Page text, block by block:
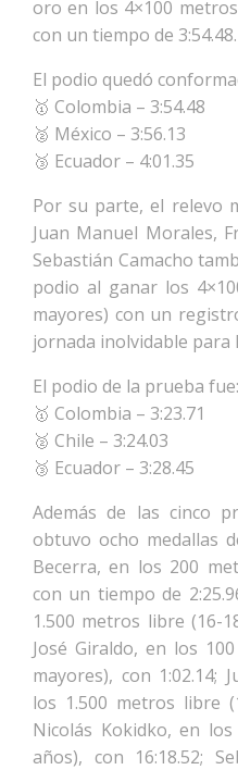
oro en los 4×100
con un tiempo de 3:54.48.
El podio quedó
🥇 Colombia – 3:54.48
🥈 México – 3:56.13
🥉 Ecuador – 4:01.35
Por su parte, el relevo
Juan Manuel Morales,
Sebastián Camacho
podio al ganar los
mayores) con un
jornada inolvidable para
El podio de la prueba fue:
🥇 Colombia – 3:23.71
🥈 Chile – 3:24.03
🥉 Ecuador – 3:28.45
Además de las cinco
obtuvo ocho medallas
Becerra, en los 200
con un tiempo de
1.500 metros libre (16-
José Giraldo, en los
mayores), con 1:02.14;
los 1.500 metros libre
Nicolás Kokidko, en
años), con 16:18.52;